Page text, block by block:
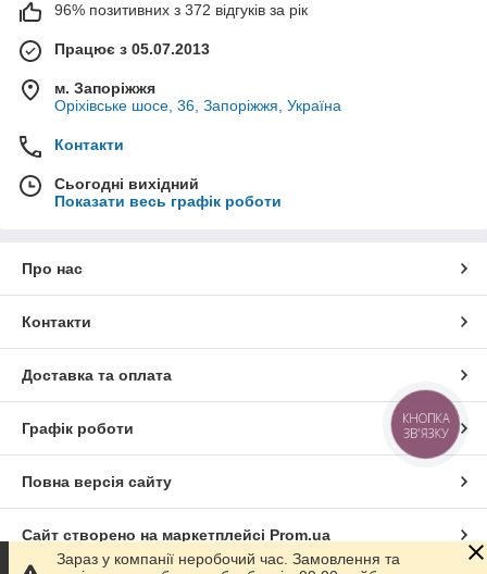
96% позитивних з 372 відгуків за рік
Працює з 05.07.2013
м. Запоріжжя
Оріхівське шосе, 36, Запоріжжя, Україна
Контакти
Сьогодні вихідний
Показати весь графік роботи
Про нас
Контакти
Доставка та оплата
Графік роботи
Повна версія сайту
Сайт створено на маркетплейсі Prom.ua
Зараз у компанії неробочий час. Замовлення та
КНОПКА
ЗВ'ЯЗКУ